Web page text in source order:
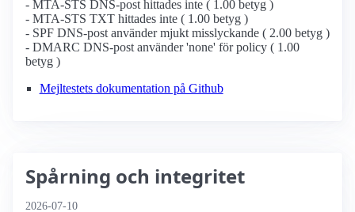
- MTA-STS DNS-post hittades inte ( 1.00 betyg )
- MTA-STS TXT hittades inte ( 1.00 betyg )
- SPF DNS-post använder mjukt misslyckande ( 2.00 betyg )
- DMARC DNS-post använder 'none' för policy ( 1.00
betyg )
Mejltestets dokumentation på Github
Spårning och integritet
2026-07-10